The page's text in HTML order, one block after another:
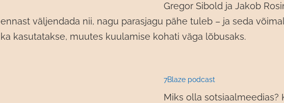
Gregor Sibold ja Jakob
ennast väljendada nii, nagu parasjagu pähe tuleb – ja seda
ka kasutatakse, muutes kuulamise kohati väga lõbusaks.
7Blaze podcast
Miks olla sotsiaalmeedias?